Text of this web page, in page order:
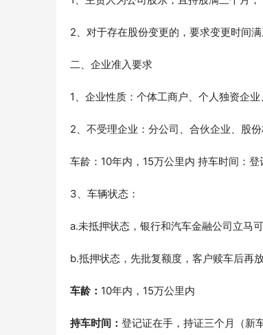
2、对于存在股份变更的，要求变更时间
二、企业准入要求
1、企业性质：个体工商户、个人独资企
2、不受理企业：分公司、合伙企业、股
车龄：10年内，15万公里内 持车时间：
3、车辆状态：
a.未抵押状态，银行和汽车金融公司立马
b.抵押状态，先批复额度，客户赎车后再
车龄： 10年内，15万公里内
持车时间： 登记证在手，持证三个月（新